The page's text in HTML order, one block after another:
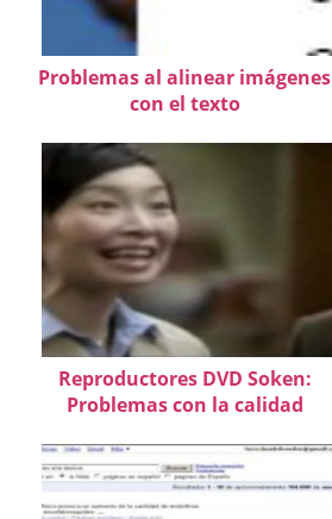
Problemas al alinear imágenes
con el texto
Reproductores DVD Soken:
Problemas con la calidad